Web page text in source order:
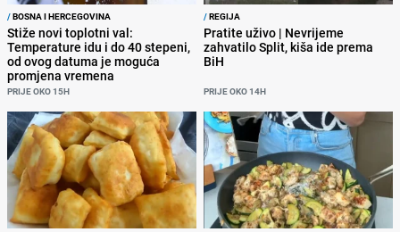
/BOSNA I HERCEGOVINA
Stiže novi toplotni val:
Temperature idu i do 40 stepeni,
od ovog datuma je moguća
promjena vremena
PRIJE OKO 15H
/REGIJA
Pratite uživo | Nevrijeme
zahvatilo Split, kiša ide prema
BiH
PRIJE OKO 14H